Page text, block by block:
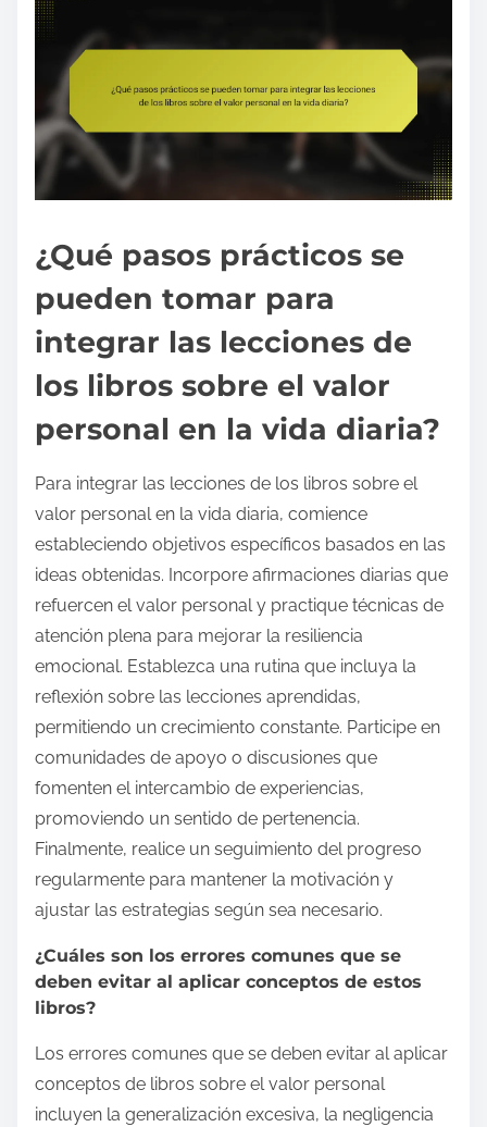
¿Qué pasos prácticos se
pueden tomar para
integrar las lecciones de
los libros sobre el valor
personal en la vida diaria?
Para integrar las lecciones de los libros sobre el
valor personal en la vida diaria, comience
estableciendo objetivos específicos basados en las
ideas obtenidas. Incorpore afirmaciones diarias que
refuercen el valor personal y practique técnicas de
atención plena para mejorar la resiliencia
emocional. Establezca una rutina que incluya la
reflexión sobre las lecciones aprendidas,
permitiendo un crecimiento constante. Participe en
comunidades de apoyo o discusiones que
fomenten el intercambio de experiencias,
promoviendo un sentido de pertenencia.
Finalmente, realice un seguimiento del progreso
regularmente para mantener la motivación y
ajustar las estrategias según sea necesario.
¿Cuáles son los errores comunes que se
deben evitar al aplicar conceptos de estos
libros?
Los errores comunes que se deben evitar al aplicar
conceptos de libros sobre el valor personal
incluyen la generalización excesiva, la negligencia